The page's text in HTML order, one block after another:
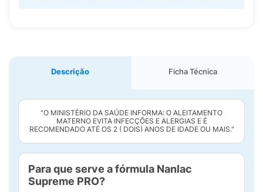
Descrição Ficha Técnica
"O MINISTÉRIO DA SAÚDE INFORMA: O ALEITAMENTO
MATERNO EVITA INFECÇÕES E ALERGIAS E É
RECOMENDADO ATÉ OS 2 ( DOIS) ANOS DE IDADE OU MAIS."
Para que serve a fórmula Nanlac
Supreme PRO?